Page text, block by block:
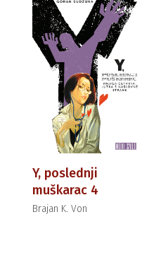
Y, poslednji
muškarac 4
Brajan K. Von